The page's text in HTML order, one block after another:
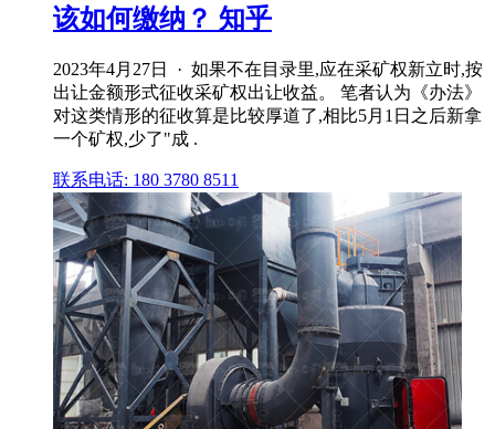
该如何缴纳？ 知乎
2023年4月27日 · 如果不在目录里,应在采矿权新立时,按
出让金额形式征收采矿权出让收益。 笔者认为《办法》
对这类情形的征收算是比较厚道了,相比5月1日之后新拿
一个矿权,少了"成 .
联系电话: 180 3780 8511